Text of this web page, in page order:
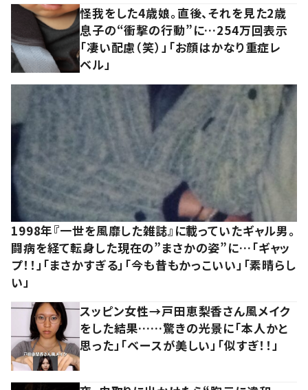
怪我をした4歳娘。直後、それを見た2歳
息子の“衝撃の行動”に…254万回表示
「凄い配慮（笑）」「お顔はかなり重症レ
ベル」
1998年『一世を風靡した雑誌』に載っていたギャル男。
闘病を経て転身した現在の”まさかの姿”に…「ギャッ
プ！！」「まさかすぎる」「今も昔もかっこいい」「素晴らし
い」
スッピン女性→戸田恵梨香さん風メイク
をした結果……驚きの光景に「本人かと
思った」「ベースが美しい」「似すぎ！！」